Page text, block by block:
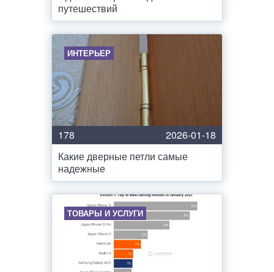
путешествий
ИНТЕРЬЕР
178
2026-01-18
Какие дверные петли самые
надежные
ТОВАРЫ И УСЛУГИ